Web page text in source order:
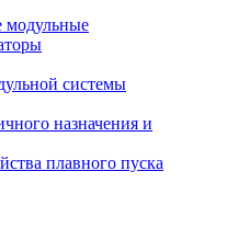
модульные
системы
назначения и
плавного пуска